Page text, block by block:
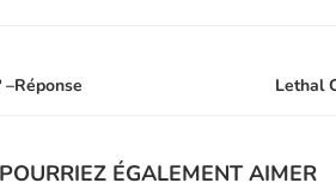
Lethal
ÉGALEMENT AIMER